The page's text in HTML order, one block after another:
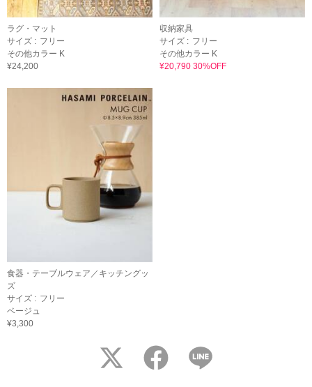
ラグ・マット
サイズ : フリー
その他カラー K
¥24,200
収納家具
サイズ : フリー
その他カラー K
¥20,790 30%OFF
食器・テーブルウェア／キッチングッ
ズ
サイズ : フリー
ベージュ
¥3,300
twitter facebook